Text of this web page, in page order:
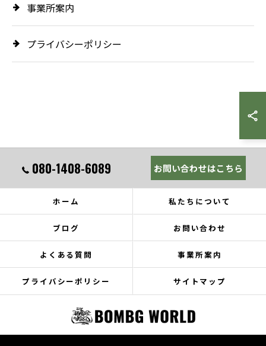
事業所案内
プライバシーポリシー
080-1408-6089 お問い合わせはこちら
ホーム 私たちについて
ブログ お問い合わせ
よくある質問 事業所案内
プライバシーポリシー サイトマップ